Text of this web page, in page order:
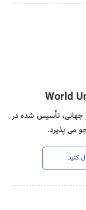
World
جهانی، تأسیس شده در
کنید